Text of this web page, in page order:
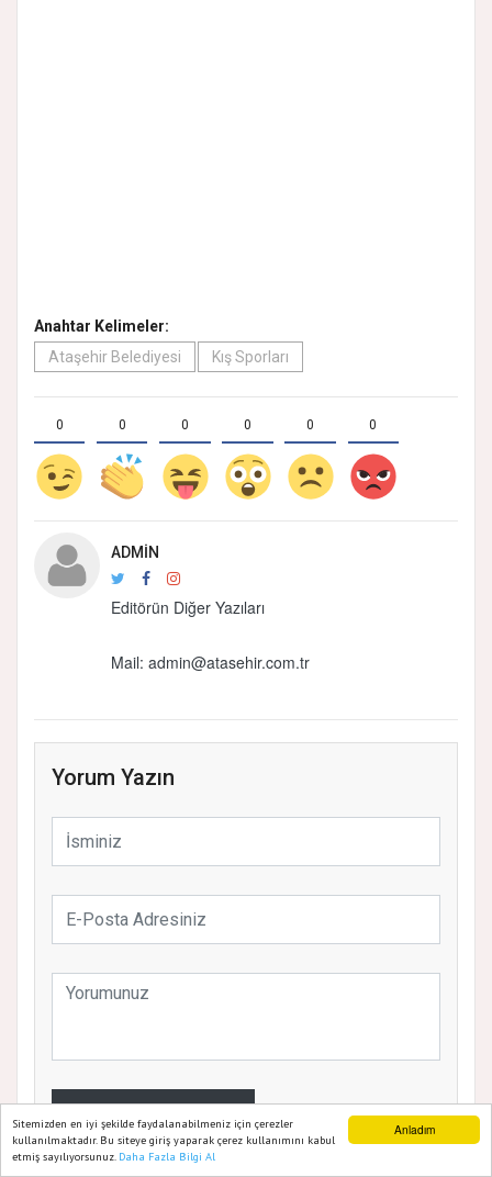
Anladım
Sitemizden en iyi şekilde faydalanabilmeniz için çerezler
kullanılmaktadır. Bu siteye giriş yaparak çerez kullanımını kabul
etmiş sayılıyorsunuz. Daha Fazla Bilgi Al
Anahtar Kelimeler:
Ataşehir Belediyesi
Kış Sporları
0 0 0 0 0 0
ADMIN
Editörün Diğer Yazıları
Mail: admin@atasehir.com.tr
Yorum Yazın
Ana Sayfa Web TV